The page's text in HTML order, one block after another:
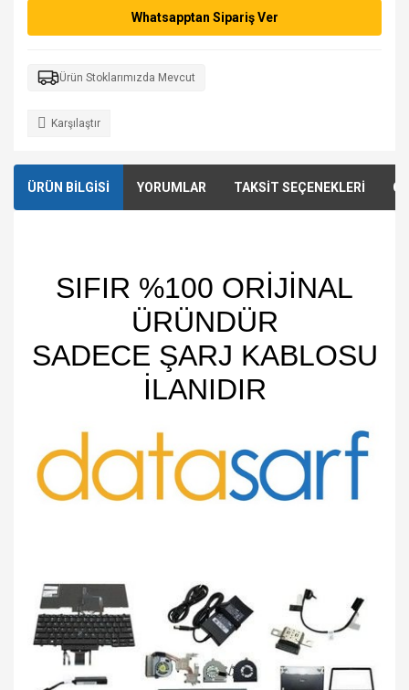
Whatsapptan Sipariş Ver
Ürün Stoklarımızda Mevcut
Karşılaştır
ÜRÜN BİLGİSİ YORUMLAR TAKSİT SEÇENEKLERİ
SIFIR %100 ORİJİNAL
ÜRÜNDÜR
SADECE ŞARJ KABLOSU
İLANIDIR